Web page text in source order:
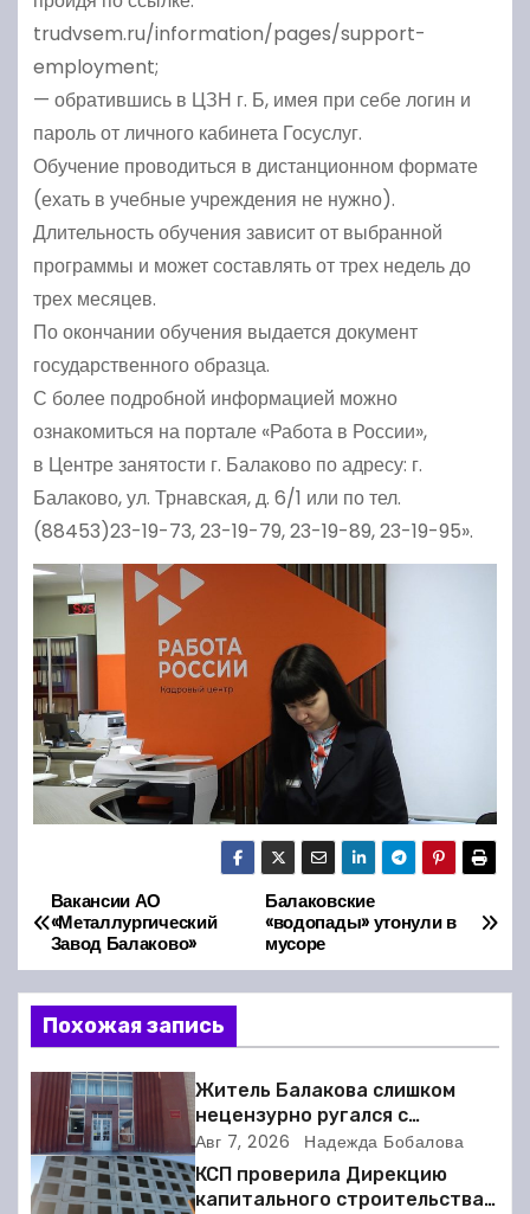
trudvsem.ru/information/pages/support-
employment;
— обратившись в ЦЗН г. Б, имея при себе логин и
пароль от личного кабинета Госуслуг.
Обучение проводиться в дистанционном формате
(ехать в учебные учреждения не нужно).
Длительность обучения зависит от выбранной
программы и может составлять от трех недель до
трех месяцев.
По окончании обучения выдается документ
государственного образца.
С более подробной информацией можно
ознакомиться на портале «Работа в России»,
в Центре занятости г. Балаково по адресу: г.
Балаково, ул. Трнавская, д. 6/1 или по тел.
(88453)23-19-73, 23-19-79, 23-19-89, 23-19-95».
Н
а
в
и
г
а
Балаковские
«водопады» утонули в
мусоре
Вакансии АО
«Металлургический
Завод Балаково»
Похожая запись
Житель Балакова слишком
нецензурно ругался с
соседкой и получил двое суток
ареста
Авг 7, 2026 Надежда Бобалова
КСП проверила Дирекцию
капитального строительства в